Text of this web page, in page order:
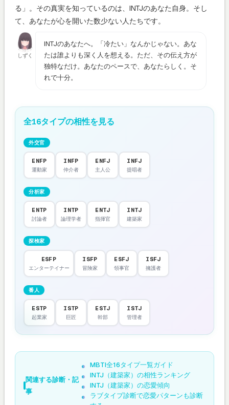
る」。その真実を知っているのは、INTJのあなた自身。そし
て、あなたが心を開いた数少ない人たちです。
しずく
INTJのあなたへ。「冷たい」なんかじゃない。あな
たは誰よりも深く人を想える。ただ、その伝え方が
独特なだけ。あなたのペースで、あなたらしく。そ
れで十分。
全16タイプの相性を見る
外交官
ENFP
運動家
INFP
仲介者
ENFJ
主人公
INFJ
提唱者
分析家
ENTP
討論者
INTP
論理学者
ENTJ
指揮官
INTJ
建築家
探検家
ESFP
エンターテイナー
ISFP
冒険家
ESFJ
領事官
ISFJ
擁護者
番人
ESTP
起業家
ISTP
巨匠
ESTJ
幹部
ISTJ
管理者
関連する診断・記
事
MBTI全16タイプ一覧ガイド
INTJ（建築家）の相性ランキング
INTJ（建築家）の恋愛傾向
ラブタイプ診断で恋愛パターンも診断